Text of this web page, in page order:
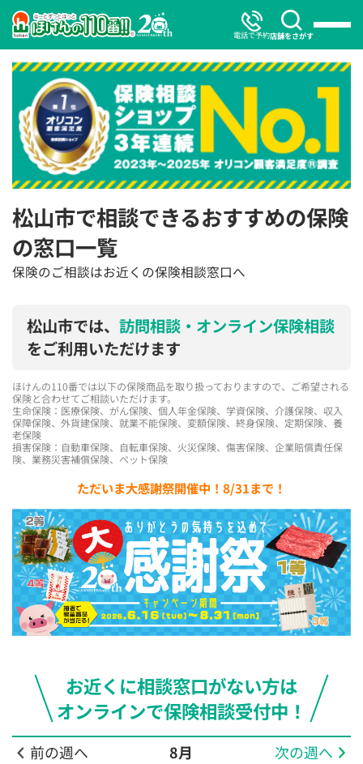
電話で予約店舗をさがす
松山市で相談できるおすすめの保険
の窓口一覧
保険のご相談はお近くの保険相談窓口へ
松山市では、訪問相談・オンライン保険相談
をご利用いただけます
ほけんの110番では以下の保険商品を取り扱っておりますので、ご希望される
保険と合わせてご相談いただけます。
生命保険：医療保険、がん保険、個人年金保険、学資保険、介護保険、収入
保障保険、外貨建保険、就業不能保険、変額保険、終身保険、定期保険、養
老保険
損害保険：自動車保険、自転車保険、火災保険、傷害保険、企業賠償責任保
険、業務災害補償保険、ペット保険
ただいま大感謝祭開催中！8/31まで！
お近くに相談窓口がない方は
オンラインで保険相談受付中！
前の週へ 8月 次の週へ